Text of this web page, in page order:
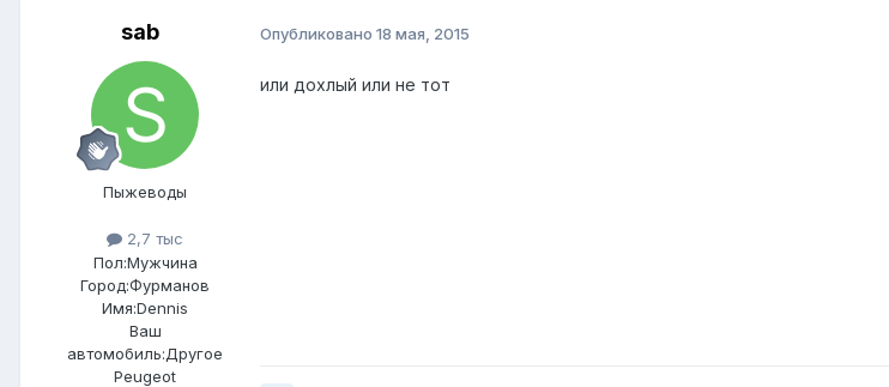
sab
Пыжеводы
2,7 тыс
Пол:Мужчина
Город:Фурманов
Имя:Dennis
Ваш
автомобиль:Другое
Peugeot
Опубликовано 18 мая, 2015
или дохлый или не тот